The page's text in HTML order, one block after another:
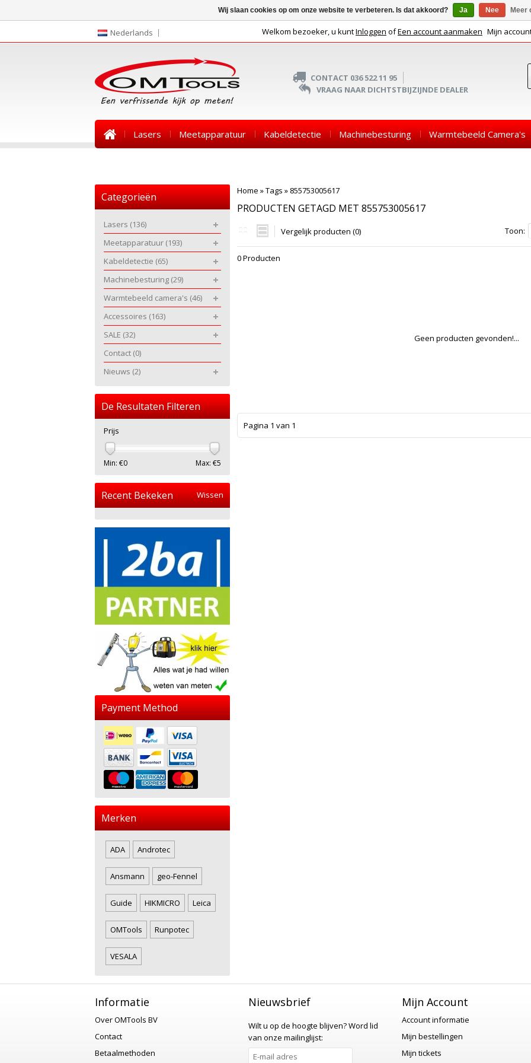
Nederlands Welkom bezoeker, u kuntInloggen ofEen account aanmaken Mijn
CONTACT 036 522 11 95
VRAAG NAAR DICHTSTBIJZIJNDE DEALER
Lasers Meetapparatuur Kabeldetectie Machinebesturing Warmtebeeld Camera's
Home »Tags » 855753005617
PRODUCTEN GETAGD MET 855753005617
Vergelijk producten (0) Toon:
0 Producten
Geen producten gevonden!...
Pagina 1 van 1
Categorieën
Lasers (136)
Meetapparatuur (193)
Kabeldetectie (65)
Machinebesturing (29)
Warmtebeeld camera's (46)
Accessoires (163)
SALE (32)
Contact (0)
Nieuws (2)
De Resultaten Filteren
Prijs
Min: €0 Max: €5
Recent Bekeken Wissen
Payment Method
Merken
ADA Androtec
Ansmann geo-Fennel
Guide HIKMICRO Leica
OMTools Runpotec
VESALA
Informatie
Over OMTools BV
Contact
Betaalmethoden
Nieuwsbrief
Wilt u op de hoogte blijven?Word lid
van onze mailinglijst:
Mijn Account
Account informatie
Mijn bestellingen
Mijn tickets
Wij slaan cookies op om onze website te verbeteren. Is dat akkoord? Ja Nee Meer